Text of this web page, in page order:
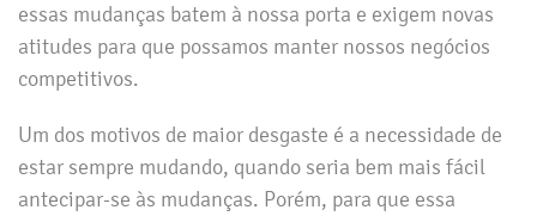
essas mudanças batem à nossa porta e exigem novas
atitudes para que possamos manter nossos negócios
competitivos.
Um dos motivos de maior desgaste é a necessidade de
estar sempre mudando, quando seria bem mais fácil
antecipar-se às mudanças. Porém, para que essa